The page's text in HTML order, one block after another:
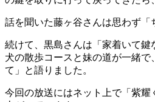
話を聞いた藤ヶ谷さんは思わず「
続けて、黒島さんは「家着いて
犬の散歩コースと妹の道が一緒
て」と語りました。
今回の放送にはネット上で「紫